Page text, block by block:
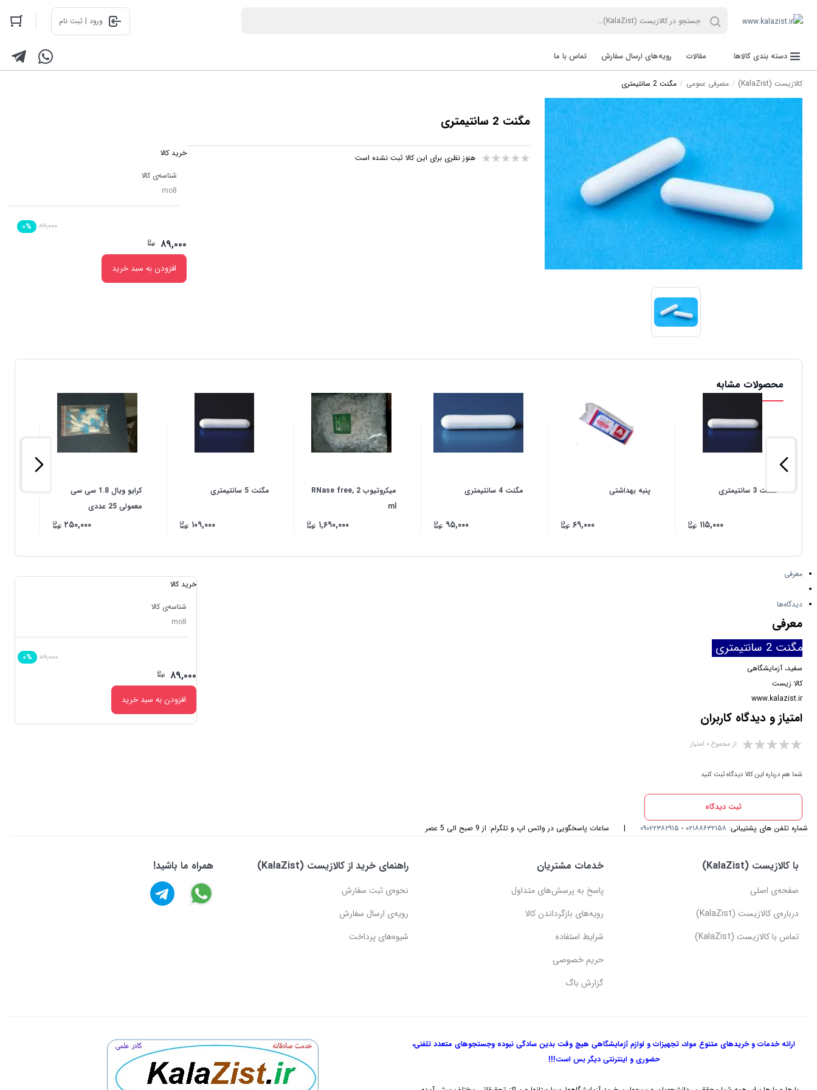
ورود | ثبت نام
دسته بندی کالاها مقالات رویه‌های ارسال سفارش تماس با ما
کالازیست (KalaZist) مصرفی عمومی مگنت 2 سانتیمتری
مگنت 2 سانتیمتری
هنوز نظری برای این کالا ثبت نشده است
خرید کالا
شناسه‌ی کالا
mo8
۸۹,۰۰۰ ۰%
۸۹,۰۰۰
افزودن به سبد خرید
محصولات مشابه
مگنت 3 سانتیمتری
۱۱۵,۰۰۰
پنبه بهداشتی
۶۹,۰۰۰
مگنت 4 سانتیمتری
۹۵,۰۰۰
میکروتیوب RNase free, 2
ml
۱,۶۹۰,۰۰۰
مگنت 5 سانتیمتری
۱۰۹,۰۰۰
کرایو ویال 1.8 سی سی
معمولی 25 عددی
۲۵۰,۰۰۰
معرفی
دیدگاه‌ها
معرفی
مگنت 2 سانتیمتری
سفید، آزمایشگاهی
کالا زیست
www.kalazist.ir
امتیاز و دیدگاه کاربران
از مجموع ۰ امتیاز
شما هم درباره این کالا دیدگاه ثبت کنید
ثبت دیدگاه
خرید کالا
شناسه‌ی کالا
mo8
۸۹,۰۰۰ ۰%
۸۹,۰۰۰
افزودن به سبد خرید
شماره تلفن های پشتیبانی: ۰۲۱۸۸۶۳۲۱۵۸ - ۰۹۰۲۲۳۸۲۹۱۵ | ساعات پاسخگویی در واتس اپ و تلگرام: از 9 صبح الی 5 عصر
با کالازیست (KalaZist)
صفحه‌ی اصلی
درباره‌ی کالازیست (KalaZist)
تماس با کالازیست (KalaZist)
خدمات مشتریان
پاسخ به پرسش‌های متداول
رویه‌های بازگرداندن کالا
شرایط استفاده
حریم خصوصی
گزارش باگ
راهنمای خرید از کالازیست (KalaZist)
نحوه‌ی ثبت سفارش
رویه‌ی ارسال سفارش
شیوه‌های پرداخت
همراه ما باشید!
ارائه خدمات و خریدهای متنوع مواد، تجهیزات و لوازم آزمایشگاهی هیچ وقت بدین سادگی نبوده وجستجوهای متعدد تلفنی،
حضوری و اینترنتی دیگر بس است!!!